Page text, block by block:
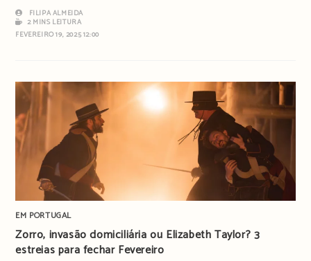
FILIPA ALMEIDA
2 MINS LEITURA
FEVEREIRO 19, 2025 12:00
EM PORTUGAL
Zorro, invasão domiciliária ou Elizabeth Taylor? 3
estreias para fechar Fevereiro